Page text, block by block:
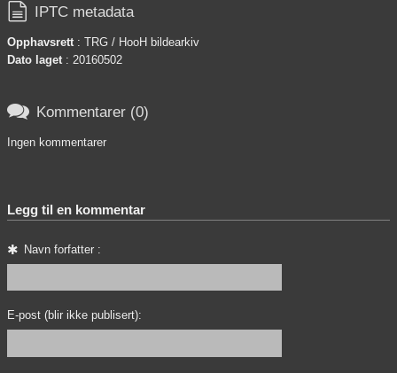
 IPTC metadata
Opphavsrett: TRG / HooH bildearkiv
Dato laget: 20160502
 Kommentarer (0)
Ingen kommentarer
Legg til en kommentar
Navn forfatter :
E-post (blir ikke publisert):